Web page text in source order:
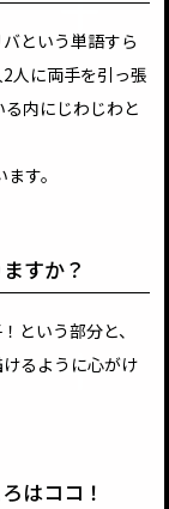
という単語すら
人に両手を引っ張
内にじわじわと
す。
すか？
という部分と、
るように心がけ
はココ！